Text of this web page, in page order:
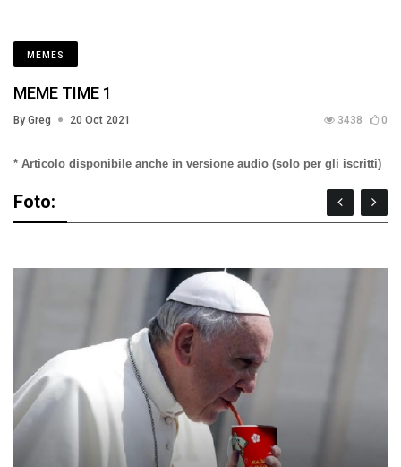
MEMES
MEME TIME 1
By Greg 20 Oct 2021 3438 0
* Articolo disponibile anche in versione audio (solo per gli iscritti)
Foto: